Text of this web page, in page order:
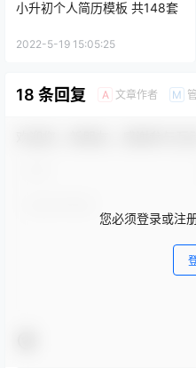
小升初个人简历模板 共148套
2022-5-19 15:05:25
18 条回复 A 文章作者 M
您必须登录或注